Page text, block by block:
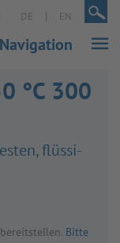
DE | EN |
Navigation
°C 300
flüs­si­
Bitte